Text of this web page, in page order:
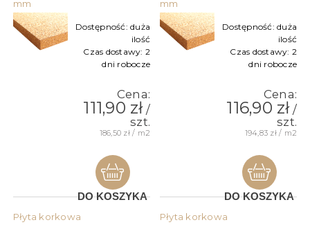
mm
Dostępność: duża
ilość
Czas dostawy: 2
dni robocze
Cena:
111,90 zł/
szt.
186,50 zł / m2
DO KOSZYKA
mm
Dostępność: duża
ilość
Czas dostawy: 2
dni robocze
Cena:
116,90 zł/
szt.
194,83 zł / m2
DO KOSZYKA
Płyta korkowa
Płyta korkowa